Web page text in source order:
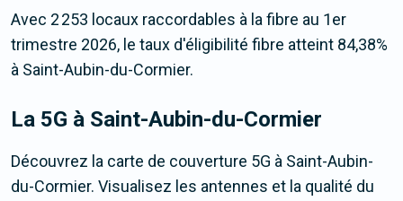
Avec 2 253 locaux raccordables à la fibre au 1er
trimestre 2026, le taux d'éligibilité fibre atteint 84,38%
à Saint-Aubin-du-Cormier.
La 5G à Saint-Aubin-du-Cormier
Découvrez la carte de couverture 5G à Saint-Aubin-
du-Cormier. Visualisez les antennes et la qualité du